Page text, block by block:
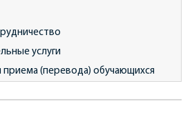
услуги
приема (перевода) обучающихся